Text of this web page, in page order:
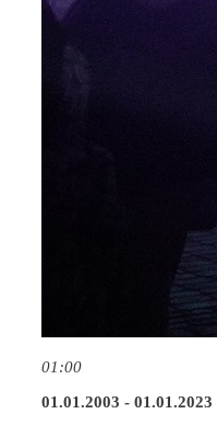
01:00
01.01.2003 - 01.01.2023